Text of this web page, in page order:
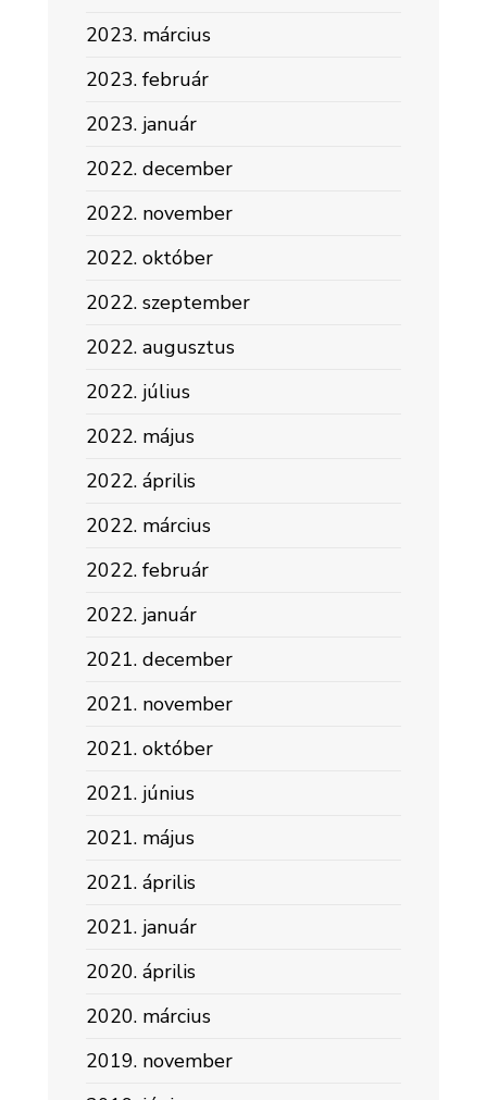
2023. március
2023. február
2023. január
2022. december
2022. november
2022. október
2022. szeptember
2022. augusztus
2022. július
2022. május
2022. április
2022. március
2022. február
2022. január
2021. december
2021. november
2021. október
2021. június
2021. május
2021. április
2021. január
2020. április
2020. március
2019. november